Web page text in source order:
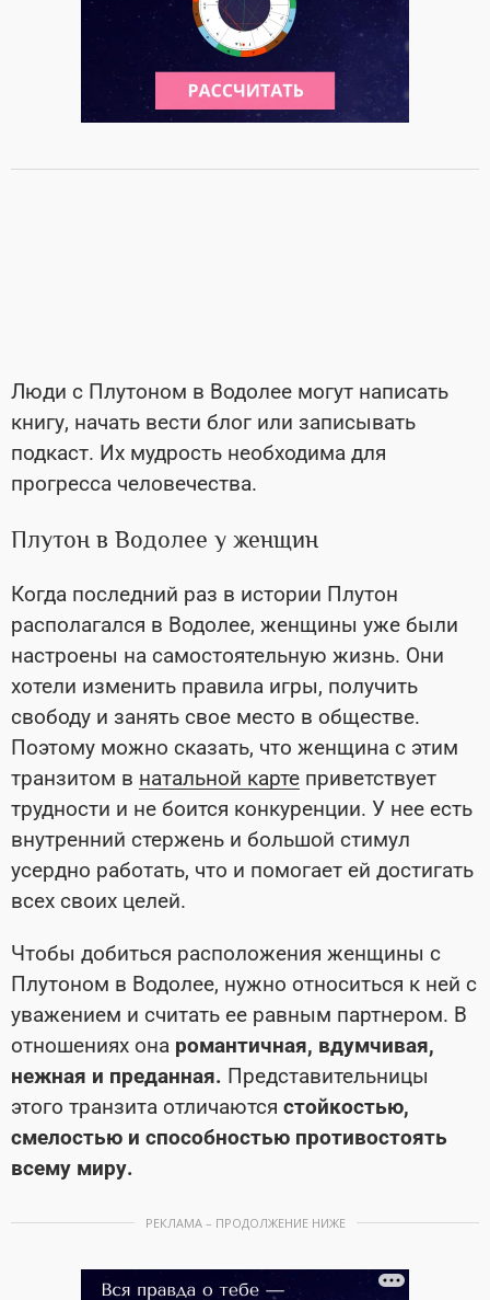
Люди с Плутоном в Водолее могут написать
книгу, начать вести блог или записывать
подкаст. Их мудрость необходима для
прогресса человечества.
Плутон в Водолее у женщин
Когда последний раз в истории Плутон
располагался в Водолее, женщины уже были
настроены на самостоятельную жизнь. Они
хотели изменить правила игры, получить
свободу и занять свое место в обществе.
Поэтому можно сказать, что женщина с этим
транзитом в натальной карте приветствует
трудности и не боится конкуренции. У нее есть
внутренний стержень и большой стимул
усердно работать, что и помогает ей достигать
всех своих целей.
Чтобы добиться расположения женщины с
Плутоном в Водолее, нужно относиться к ней с
уважением и считать ее равным партнером. В
отношениях она романтичная, вдумчивая,
нежная и преданная. Представительницы
этого транзита отличаются стойкостью,
смелостью и способностью противостоять
всему миру.
РЕКЛАМА – ПРОДОЛЖЕНИЕ НИЖЕ